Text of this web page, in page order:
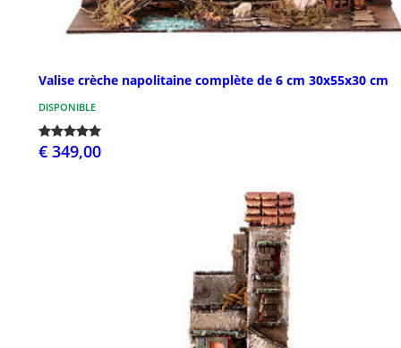
Valise crèche napolitaine complète de 6 cm 30x55x30 cm
DISPONIBLE
€ 349,00